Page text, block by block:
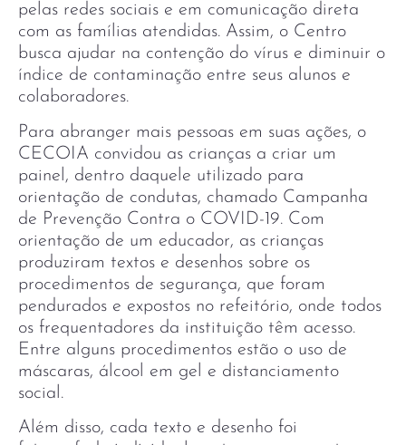
pelas redes sociais e em comunicação direta
com as famílias atendidas. Assim, o Centro
busca ajudar na contenção do vírus e diminuir o
índice de contaminação entre seus alunos e
colaboradores.
Para abranger mais pessoas em suas ações, o
CECOIA convidou as crianças a criar um
painel, dentro daquele utilizado para
orientação de condutas, chamado Campanha
de Prevenção Contra o COVID-19. Com
orientação de um educador, as crianças
produziram textos e desenhos sobre os
procedimentos de segurança, que foram
pendurados e expostos no refeitório, onde todos
os frequentadores da instituição têm acesso.
Entre alguns procedimentos estão o uso de
máscaras, álcool em gel e distanciamento
social.
Além disso, cada texto e desenho foi